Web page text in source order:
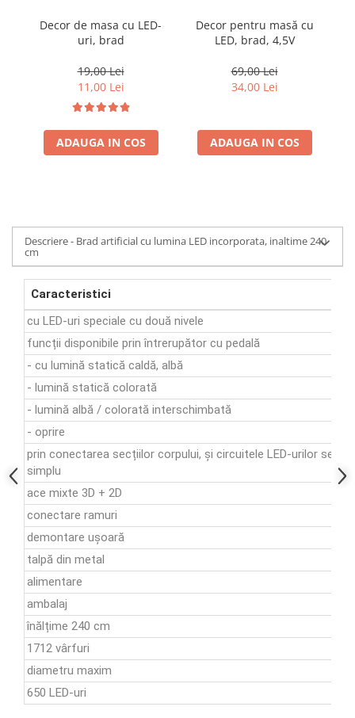
Coloane dus
Baterii de bucatarie
Baterii de baie
Echipamente de lucru
Roabe
Generatoare
Motocultoare
Produse uz casnic
Seminee electrice
Convectoare si aeroterme electrice
Decor de masa cu LED-
uri, brad
19,00 Lei
11,00 Lei
ADAUGA IN COS
Decor pentru masă cu
LED, brad, 4,5V
69,00 Lei
34,00 Lei
ADAUGA IN COS
Descriere - Brad artificial cu lumina LED incorporata, inaltime 240
cm
Caracteristici
cu LED-uri speciale cu două nivele
funcții disponibile prin întrerupător cu pedală
- cu lumină statică caldă, albă
- lumină statică colorată
- lumină albă / colorată interschimbată
- oprire
prin conectarea secțiilor corpului, și circuitele LED-urilor se
simplu
ace mixte 3D + 2D
conectare ramuri
demontare ușoară
talpă din metal
alimentare
ambalaj
înălțime 240 cm
1712 vârfuri
diametru maxim
650 LED-uri